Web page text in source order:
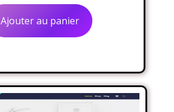
initial
était :
actuel
est :
Ajouter au panier